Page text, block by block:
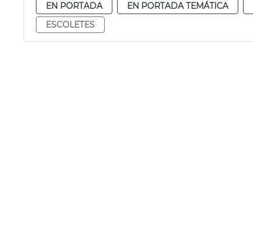
EN PORTADA
EN PORTADA TEMÁTICA
ESCOLETES